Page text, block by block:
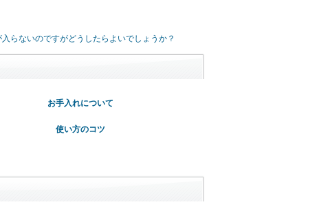
らないのですがどうしたらよいでしょうか？
お手入れについて
使い方のコツ